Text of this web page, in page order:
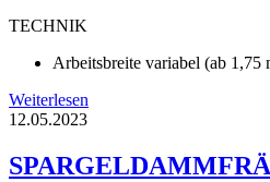
TECHNIK
Arbeitsbreite variabel (ab
Weiterlesen
12.05.2023